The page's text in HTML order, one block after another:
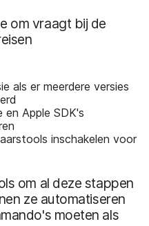
om vraagt bij de
als er meerdere versies
en Apple SDK's
inschakelen voor
om al deze stappen
ze automatiseren
moeten als